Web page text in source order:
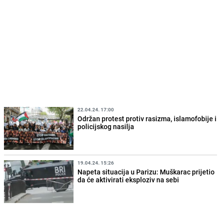
22.04.24. 17:00
Održan protest protiv rasizma, islamofobije i
policijskog nasilja
19.04.24. 15:26
Napeta situacija u Parizu: Muškarac prijetio
da će aktivirati eksploziv na sebi